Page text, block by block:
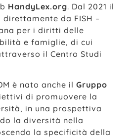
HandyLex.org. Dal 2021 il
da FISH –
per i diritti delle
e famiglie, di cui
il Centro Studi
è nato anche il Gruppo
di promuovere la
in una prospettiva
la diversità nella
la specificità della